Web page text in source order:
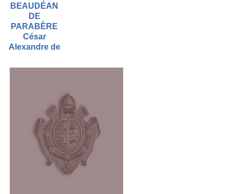
BEAUDÉAN
DE
PARABÈRE
César
Alexandre de